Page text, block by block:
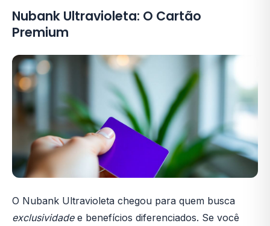
Nubank Ultravioleta: O Cartão
Premium
O Nubank Ultravioleta chegou para quem busca
exclusividadee benefícios diferenciados. Se você